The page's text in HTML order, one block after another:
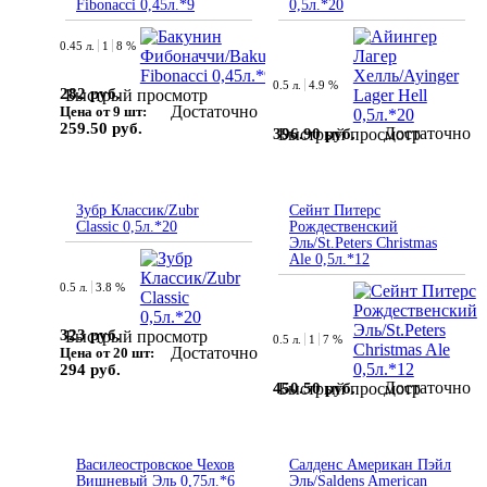
Fibonacci 0,45л.*9
Быстрый просмотр
0.45 л. 1 8 %
282 руб.
Цена от 9 шт:
259.50 руб.
Достаточно
0,5л.*20
Быстрый просмотр
0.5 л. 4.9 %
396.90 руб. Достаточно
Зубр Классик/Zubr
Classic 0,5л.*20
Быстрый просмотр
0.5 л. 3.8 %
323 руб.
Цена от 20 шт:
294 руб.
Достаточно
Сейнт Питерс
Рождественский
Эль/St.Peters Сhristmas
Ale 0,5л.*12
Быстрый просмотр
0.5 л. 1 7 %
450.50 руб. Достаточно
Василеостровское Чехов
Вишневый Эль 0,75л.*6
Салденс Американ Пэйл
Эль/Saldens American